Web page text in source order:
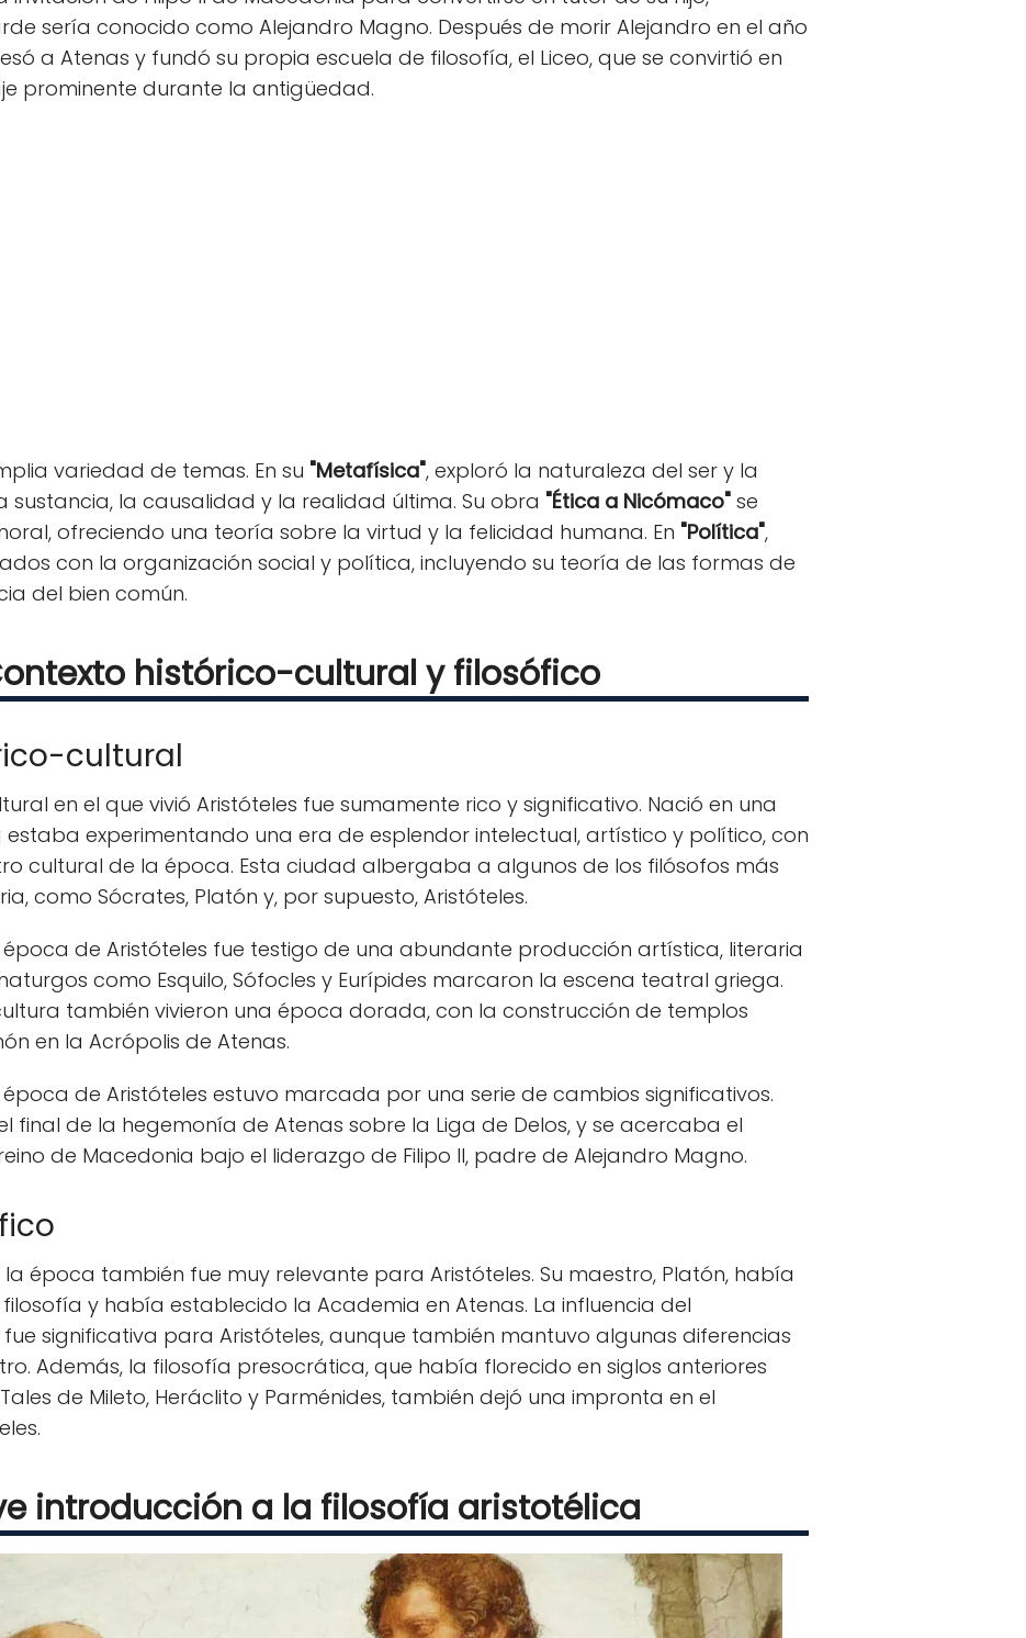
sería conocido como Alejandro Magno. Después de morir Alejandro en el año
a Atenas y fundó su propia escuela de filosofía, el Liceo, que se convirtió en
prominente durante la antigüedad.
variedad de temas. En su "Metafísica", exploró la naturaleza del ser y la
sustancia, la causalidad y la realidad última. Su obra "Ética a Nicómaco" se
ofreciendo una teoría sobre la virtud y la felicidad humana. En "Política",
con la organización social y política, incluyendo su teoría de las formas de
del bien común.
histórico-cultural y filosófico
cultural
en el que vivió Aristóteles fue sumamente rico y significativo. Nació en una
experimentando una era de esplendor intelectual, artístico y político, con
cultural de la época. Esta ciudad albergaba a algunos de los filósofos más
como Sócrates, Platón y, por supuesto, Aristóteles.
época de Aristóteles fue testigo de una abundante producción artística, literaria
como Esquilo, Sófocles y Eurípides marcaron la escena teatral griega.
también vivieron una época dorada, con la construcción de templos
en la Acrópolis de Atenas.
época de Aristóteles estuvo marcada por una serie de cambios significativos.
final de la hegemonía de Atenas sobre la Liga de Delos, y se acercaba el
de Macedonia bajo el liderazgo de Filipo II, padre de Alejandro Magno.
época también fue muy relevante para Aristóteles. Su maestro, Platón, había
y había establecido la Academia en Atenas. La influencia del
significativa para Aristóteles, aunque también mantuvo algunas diferencias
Además, la filosofía presocrática, que había florecido en siglos anteriores
de Mileto, Heráclito y Parménides, también dejó una impronta en el
introducción a la filosofía aristotélica